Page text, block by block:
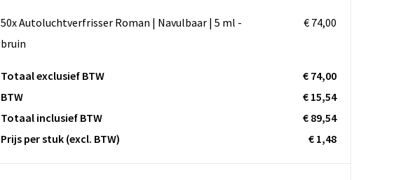
50x Autoluchtverfrisser Roman | Navulbaar | 5 ml -
bruin
€ 74,00
Totaal exclusief BTW
€ 74,00
BTW
€ 15,54
Totaal inclusief BTW
€ 89,54
Prijs per stuk (excl. BTW) € 1,48